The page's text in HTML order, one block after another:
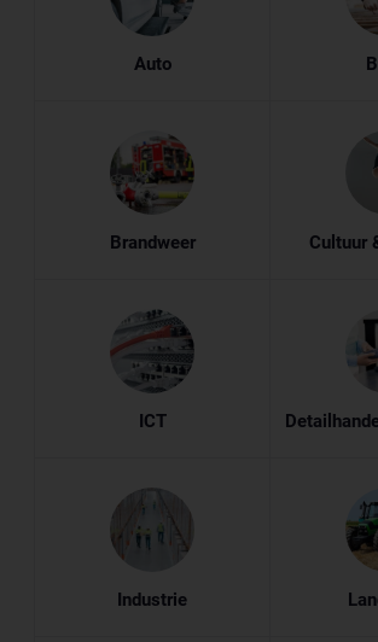
Auto
Brandweer Cultuur
ICT
Industrie